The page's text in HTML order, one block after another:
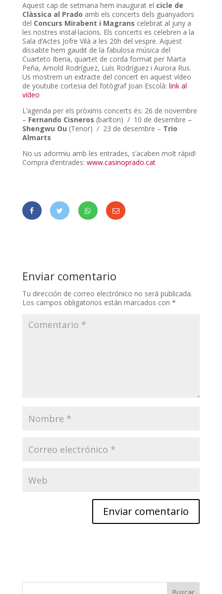
Aquest cap de setmana hem inaugurat el cicle de
Clàssica al Prado amb els concerts dels guanyadors
del Concurs Mirabent i Magrans celebrat al juny a
les nostres instal·lacions. Els concerts es celebren a la
Sala d’Actes Jofre Vilà a les 20h del vespre. Aquest
dissabte hem gaudit de la fabulosa música del
Cuarteto Iberia, quartet de corda format per Marta
Peña, Arnold Rodríguez, Luís Rodríguez i Aurora Rus.
Us mostrem un extracte del concert en aquest vídeo
de youtube cortesia del fotògraf Joan Escolà: link al
vídeo
L’agenda per els pròxims concerts és: 26 de novembre
– Fernando Cisneros (baríton) / 10 de desembre –
Shengwu Ou (Tenor) / 23 de desembre – Trio
Almarts
No us adormiu amb les entrades, s’acaben molt ràpid!
Compra d’entrades: www.casinoprado.cat
Enviar comentario
Tu dirección de correo electrónico no será publicada.
Los campos obligatorios están marcados con *